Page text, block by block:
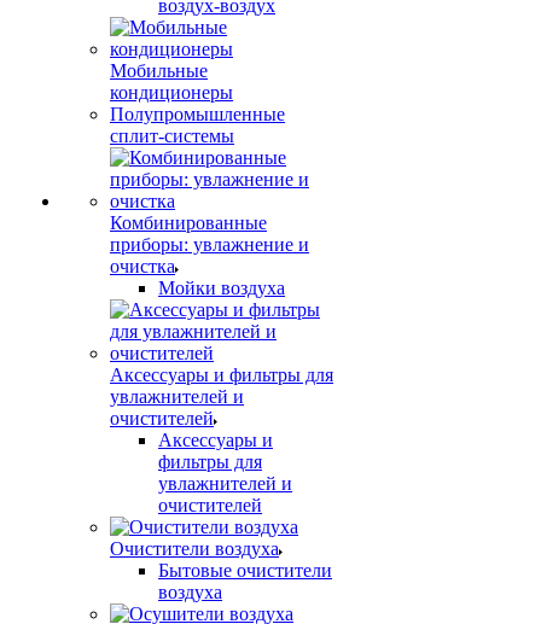
воздух-воздух
Мобильные
кондиционеры
Полупромышленные
сплит-системы
Комбинированные
приборы: увлажнение и
очистка
Мойки воздуха
Аксессуары и фильтры для
увлажнителей и
очистителей
Аксессуары и
фильтры для
увлажнителей и
очистителей
Очистители воздуха
Бытовые очистители
воздуха